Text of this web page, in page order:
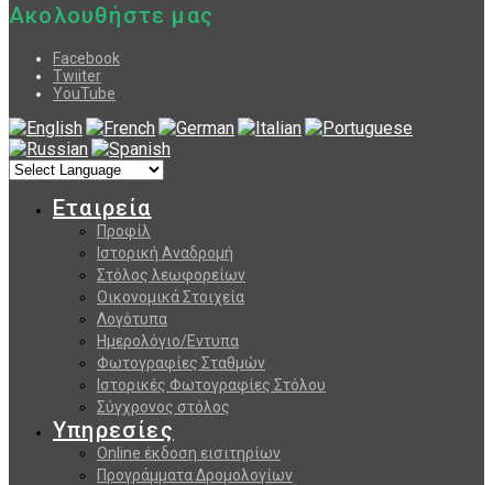
Ακολουθήστε μας
Facebook
Twiiter
YouTube
Εταιρεία
Προφίλ
Ιστορική Αναδρομή
Στόλος λεωφορείων
Οικονομικά Στοιχεία
Λογότυπα
Ημερολόγιο/Εντυπα
Φωτογραφίες Σταθμών
Ιστορικές Φωτογραφίες Στόλου
Σύγχρονος στόλος
Υπηρεσίες
Online έκδοση εισιτηρίων
Προγράμματα Δρομολογίων